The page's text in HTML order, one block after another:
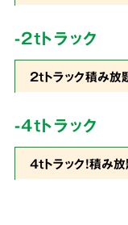
私たちは片づ
の買取りまで
業界最安値を
-2tトラック
2tトラック積み放
-4tトラック
4tトラック！積み